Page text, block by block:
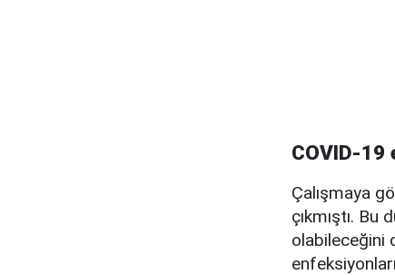
COVID-
Çalışmaya
çıkmıştı.
olabileceğini